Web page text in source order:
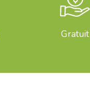
Gratuit